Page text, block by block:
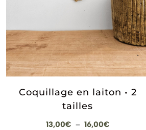
Coquillage en laiton • 2
tailles
13,00€ – 16,00€Plage